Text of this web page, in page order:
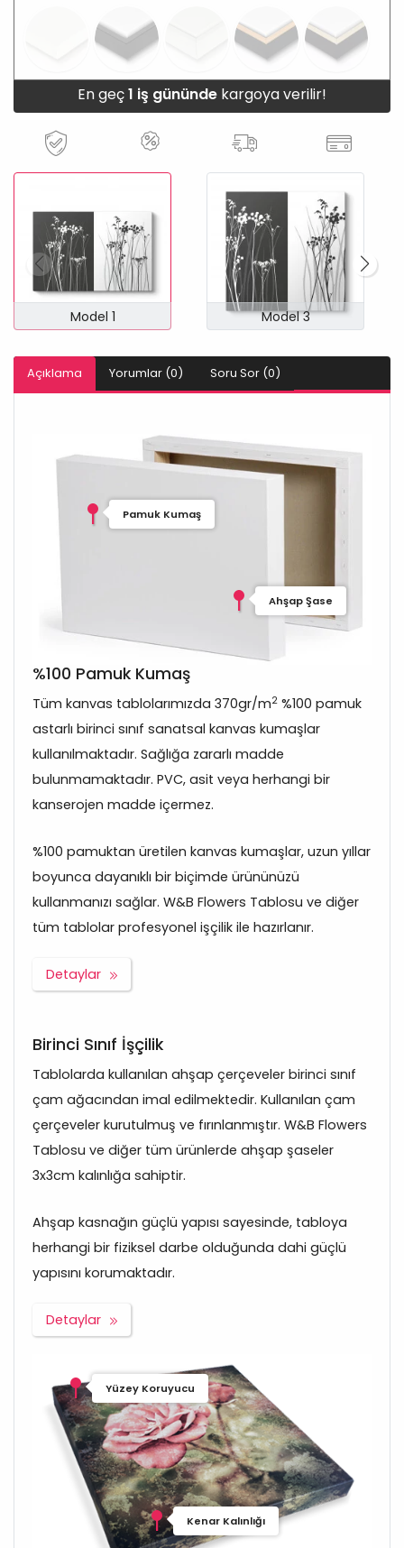
En geç1 iş gününde kargoya verilir!
Model 1 Model 3
Açıklama Yorumlar (0) Soru Sor (0)
Pamuk Kumaş
Ahşap Şase
%100 Pamuk Kumaş
Tüm kanvas tablolarımızda 370gr/m2 %100 pamuk
astarlı birinci sınıf sanatsal kanvas kumaşlar
kullanılmaktadır. Sağlığa zararlı madde
bulunmamaktadır. PVC, asit veya herhangi bir
kanserojen madde içermez.
%100 pamuktan üretilen kanvas kumaşlar, uzun yıllar
boyunca dayanıklı bir biçimde ürününüzü
kullanmanızı sağlar. W&B Flowers Tablosu ve diğer
tüm tablolar profesyonel işçilik ile hazırlanır.
Detaylar
Birinci Sınıf İşçilik
Tablolarda kullanılan ahşap çerçeveler birinci sınıf
çam ağacından imal edilmektedir. Kullanılan çam
çerçeveler kurutulmuş ve fırınlanmıştır. W&B Flowers
Tablosu ve diğer tüm ürünlerde ahşap şaseler
3x3cm kalınlığa sahiptir.
Ahşap kasnağın güçlü yapısı sayesinde, tabloya
herhangi bir fiziksel darbe olduğunda dahi güçlü
yapısını korumaktadır.
Detaylar
Yüzey Koruyucu
Kenar Kalınlığı